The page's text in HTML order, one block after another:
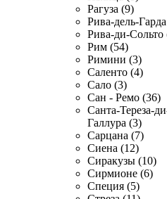
Рагуза (9)
Рива-дель-
Рива-ди-Сольто
Рим (54)
Римини (3)
Саленто (4)
Сало (3)
Сан - Ремо (36)
Санта-Тереза-
Галлура (3)
Сарцана (7)
Сиена (12)
Сиракузы (10)
Сирмионе (6)
Специя (5)